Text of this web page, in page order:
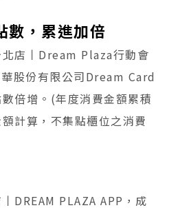
數，累進加倍
店丨Dream Plaza行動會
股份有限公司Dream Card
倍增。(年度消費金額累積
計算，不集點櫃位之消費
DREAM PLAZA APP，成